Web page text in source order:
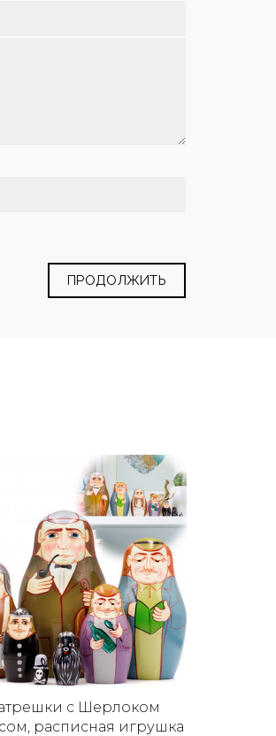
ПРОДОЛЖИТЬ
с Шерлоком
расписная игрушка